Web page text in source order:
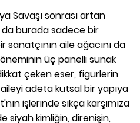
Savaşı sonrası artan
burada sadece bir
sanatçının aile ağacını da
üç panelli sunak
çeken eser, figürlerin
adeta kutsal bir yapıya
işlerinde sıkça karşımıza
siyah kimliğin, direnişin,